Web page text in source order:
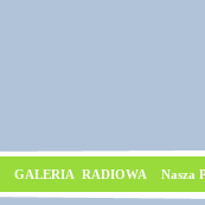
GALERIA RADIOWA Nasza